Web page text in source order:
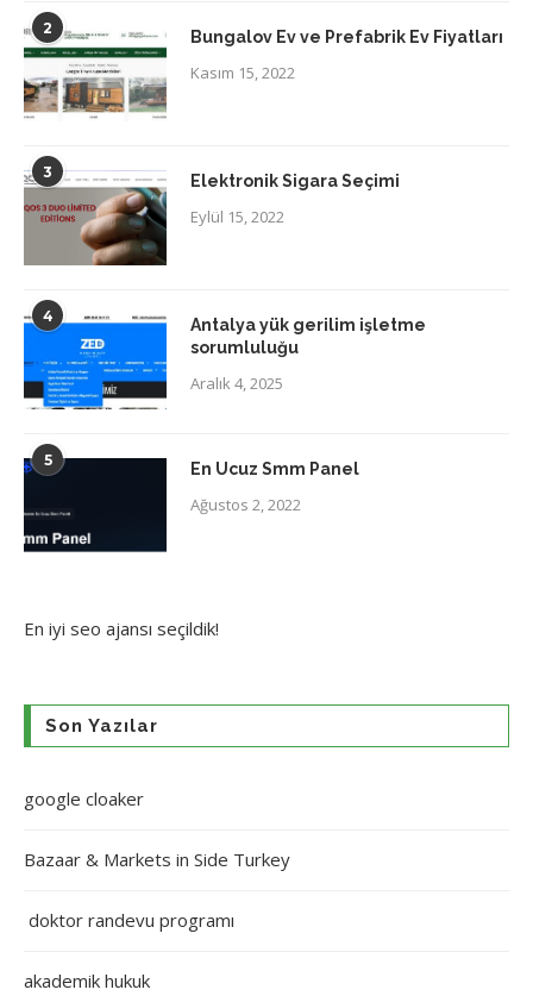
2 Bungalov Ev ve Prefabrik Ev Fiyatları
Kasım 15, 2022
3 Elektronik Sigara Seçimi
Eylül 15, 2022
4
Antalya yük gerilim işletme
sorumluluğu
Aralık 4, 2025
5 En Ucuz Smm Panel
Ağustos 2, 2022
En iyi seo ajansı seçildik!
Son Yazılar
google cloaker
Bazaar & Markets in Side Turkey
doktor randevu programı
akademik hukuk